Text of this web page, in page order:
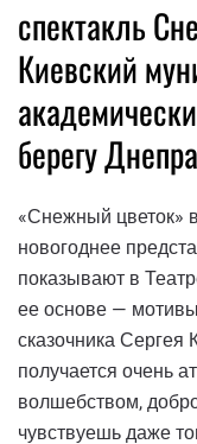
спектакль
Киевский
берегу Днепра
«Снежный цветок»
новогоднее
показывают в
ее основе —
сказочника Сергея
получается очень
волшебством,
чувствуешь даже